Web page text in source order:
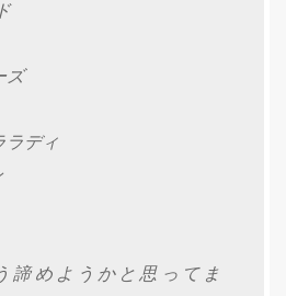
ズ
ディ
諦めようかと思ってま